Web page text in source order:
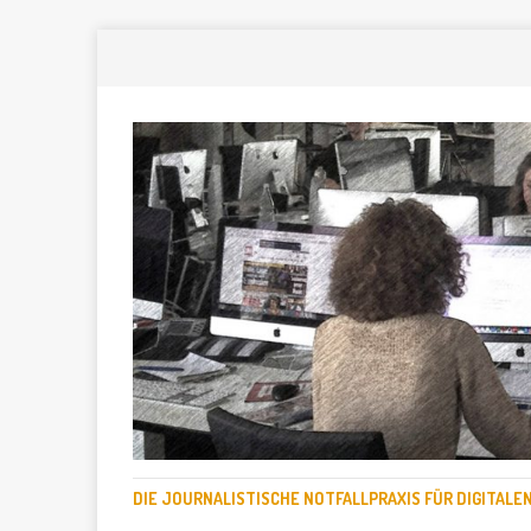
DIE JOURNALISTISCHE NOTFALLPRAXIS FÜR